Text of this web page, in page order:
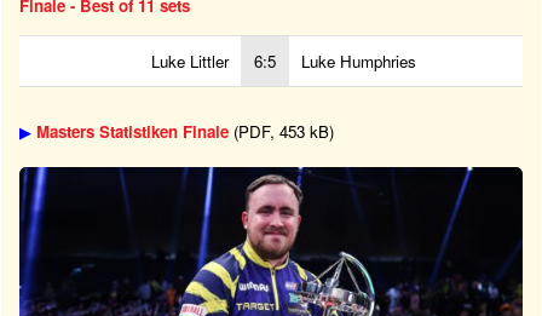
Finale - Best of 11 sets
Luke Littler 6:5 Luke Humphries
▶ Masters Statistiken Finale (PDF, 453 kB)